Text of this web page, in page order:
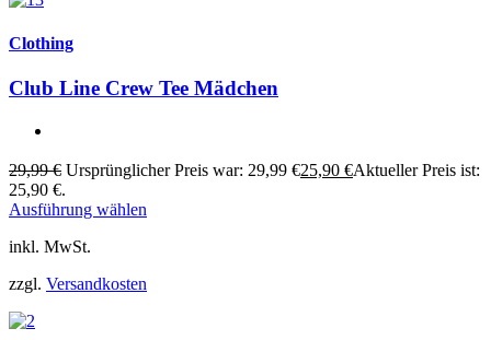
Clothing
Club Line Crew Tee Mädchen
29,99€ Ursprünglicher Preis war: 29,99 €25,90 €Aktueller Preis ist:
25,90 €.
Ausführung wählen
inkl. MwSt.
zzgl. Versandkosten